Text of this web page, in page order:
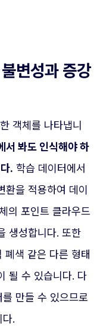
변성과 증강
객체를 나타냅니
서 봐도 인식해야 하
. 학습 데이터에서
을 적용하여 데이
의 포인트 클라우드
생성합니다. 또한
색 같은 다른 형태
될 수 있습니다. 다
만들 수 있으므로
.